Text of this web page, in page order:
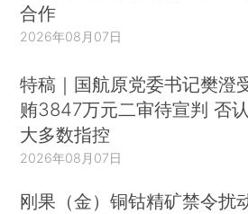
合作
2026年08月07日
特稿｜国航原党委书记樊澄
贿3847万元二审待宣判 否认
大多数指控
2026年08月07日
刚果（金）铜钴精矿禁令扰